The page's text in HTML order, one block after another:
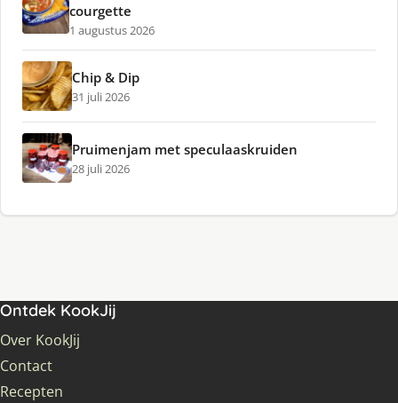
courgette
1 augustus 2026
Chip & Dip
31 juli 2026
Pruimenjam met speculaaskruiden
28 juli 2026
Ontdek KookJij
Over KookJij
Contact
Recepten